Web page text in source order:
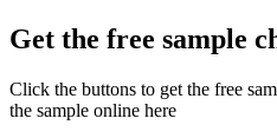
Get the free sample
Click the buttons to get the free
the sample online here